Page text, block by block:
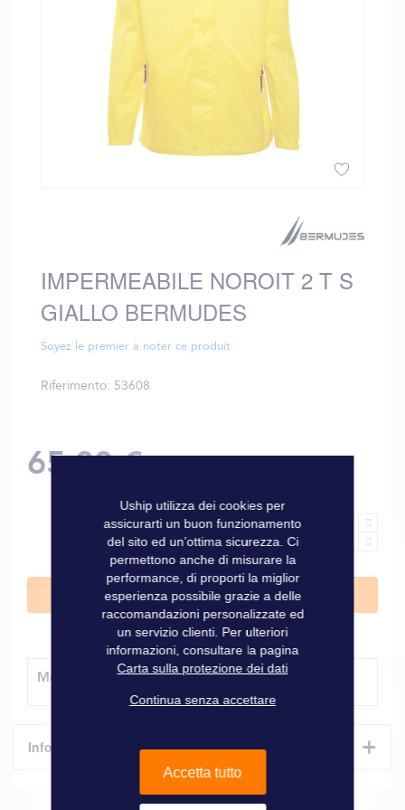
di
immagini
IMPERMEABILE NOROIT 2 T S
GIALLO BERMUDES
Soyez le premier à noter ce produit
Riferimento 53608
65,00 €
Aggiungi al Carrello
Modalità di consegna
Informazioni tecniche +
Caratteristiche
Uship utilizza dei cookies per
assicurarti un buon funzionamento
del sito ed un’ottima sicurezza. Ci
permettono anche di misurare la
performance, di proporti la miglior
esperienza possibile grazie a delle
raccomandazioni personalizzate ed
un servizio clienti. Per ulteriori
informazioni, consultare la pagina
Carta sulla protezione dei dati
Continua senza accettare
Accetta tutto